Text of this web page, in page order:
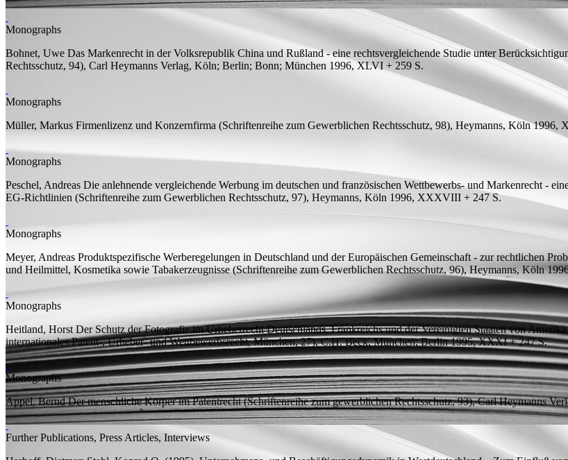
Monographs
Bohnet, Uwe Das Markenrecht in der Volksrepublik China und Rußland - eine rechtsvergleichende Studie unter
Rechtsschutz, 94), Carl Heymanns Verlag, Köln; Berlin; Bonn; München 1996, XLVI + 259 S.
Monographs
Müller, Markus Firmenlizenz und Konzernfirma (Schriftenreihe zum Gewerblichen Rechtsschutz, 98), Heymanns, Köln
Monographs
Peschel, Andreas Die anlehnende vergleichende Werbung im deutschen und französischen Wettbewerbs- und Markenrecht -
EG-Richtlinien (Schriftenreihe zum Gewerblichen Rechtsschutz, 97), Heymanns, Köln 1996, XXXVIII + 247 S.
Monographs
Meyer, Andreas Produktspezifische Werberegelungen in Deutschland und der Europäischen Gemeinschaft - zur rechtlichen
und Heilmittel, Kosmetika sowie Tabakerzeugnisse(Schriftenreihe zum Gewerblichen Rechtsschutz, 96), Heymanns, Köln
Monographs
Heitland, Horst Der Schutz der Fotografie im Urheberrecht Deutschlands, Frankreichs und der Vereinigten Staaten von Amerika
internationales Patent-, Urheber- und Wettbewerbsrecht, München, 27), C.H. Beck, München; Berlin 1995, XXXI + 247S.
Monographs
Appel, Bernd Der menschliche Körper im Patentrecht(Schriftenreihe zum gewerblichen Rechtsschutz, 93), Carl Heymanns
Further Publications, Press Articles, Interviews